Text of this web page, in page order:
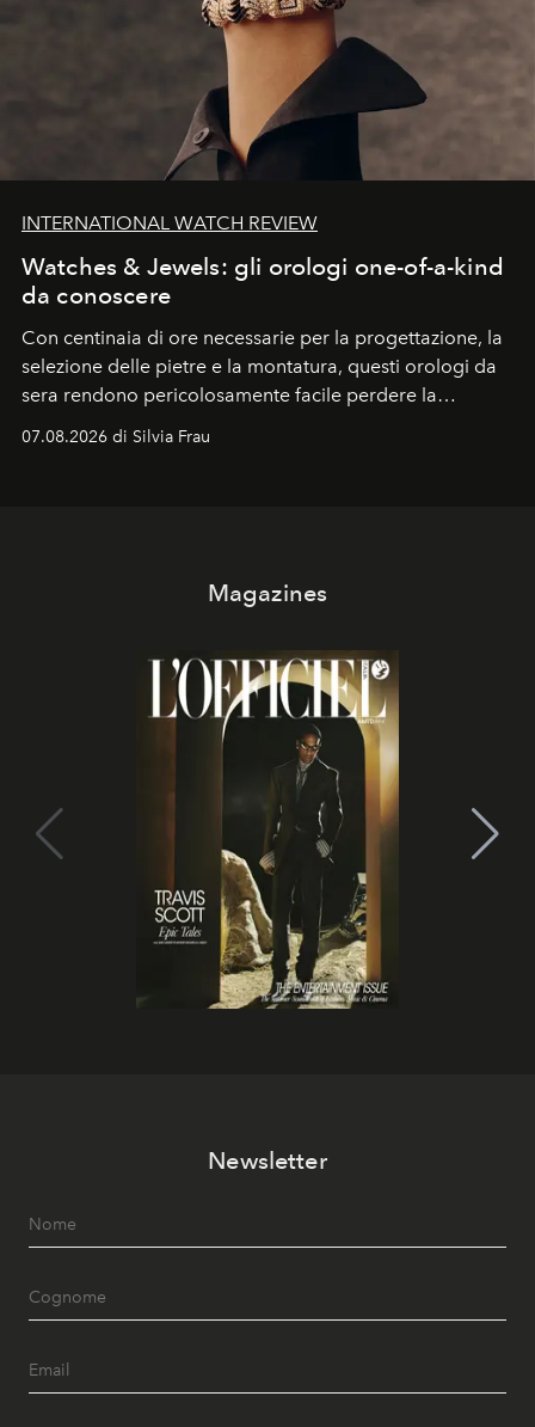
INTERNATIONAL WATCH REVIEW
Watches & Jewels: gli orologi one-of-a-kind
da conoscere
Con centinaia di ore necessarie per la progettazione, la
selezione delle pietre e la montatura, questi orologi da
sera rendono pericolosamente facile perdere la
cognizione del tempo. Ma con quadranti così
07.08.2026 di Silvia Frau
Magazines
Newsletter